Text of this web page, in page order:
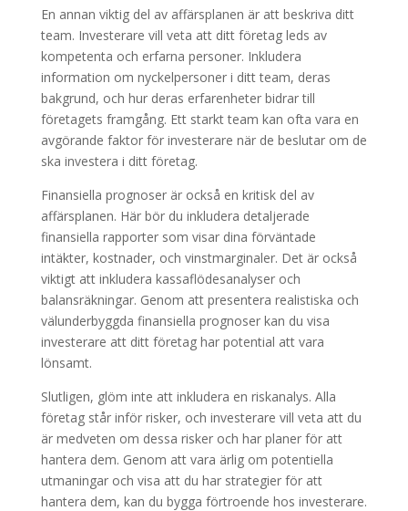
En annan viktig del av affärsplanen är att beskriva ditt
team. Investerare vill veta att ditt företag leds av
kompetenta och erfarna personer. Inkludera
information om nyckelpersoner i ditt team, deras
bakgrund, och hur deras erfarenheter bidrar till
företagets framgång. Ett starkt team kan ofta vara en
avgörande faktor för investerare när de beslutar om de
ska investera i ditt företag.
Finansiella prognoser är också en kritisk del av
affärsplanen. Här bör du inkludera detaljerade
finansiella rapporter som visar dina förväntade
intäkter, kostnader, och vinstmarginaler. Det är också
viktigt att inkludera kassaflödesanalyser och
balansräkningar. Genom att presentera realistiska och
välunderbyggda finansiella prognoser kan du visa
investerare att ditt företag har potential att vara
lönsamt.
Slutligen, glöm inte att inkludera en riskanalys. Alla
företag står inför risker, och investerare vill veta att du
är medveten om dessa risker och har planer för att
hantera dem. Genom att vara ärlig om potentiella
utmaningar och visa att du har strategier för att
hantera dem, kan du bygga förtroende hos investerare.